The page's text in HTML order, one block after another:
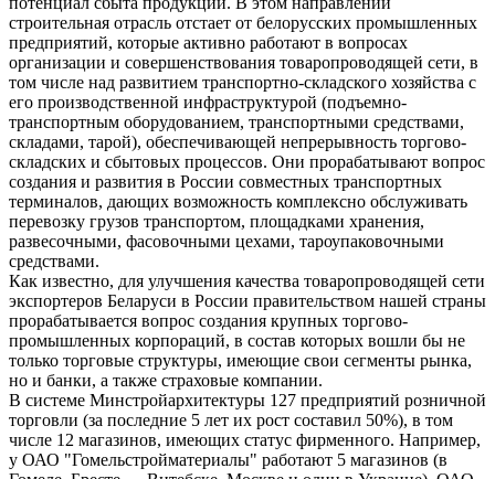
строительная отрасль отстает от белорусских промышленных
предприятий, которые активно работают в вопросах
организации и совершенствования товаропроводящей сети, в
том числе над развитием транспортно-складского хозяйства с
его производственной инфраструктурой (подъемно-
транспортным оборудованием, транспортными средствами,
складами, тарой), обеспечивающей непрерывность торгово-
складских и сбытовых процессов. Они прорабатывают вопрос
создания и развития в России совместных транспортных
терминалов, дающих возможность комплексно обслуживать
перевозку грузов транспортом, площадками хранения,
развесочными, фасовочными цехами, тароупаковочными
средствами.
Как известно, для улучшения качества товаропроводящей сети
экспортеров Беларуси в России правительством нашей страны
прорабатывается вопрос создания крупных торгово-
промышленных корпораций, в состав которых вошли бы не
только торговые структуры, имеющие свои сегменты рынка,
но и банки, а также страховые компании.
В системе Минстройархитектуры 127 предприятий розничной
торговли (за последние 5 лет их рост составил 50%), в том
числе 12 магазинов, имеющих статус фирменного. Например,
у ОАО "Гомельстройматериалы" работают 5 магазинов (в